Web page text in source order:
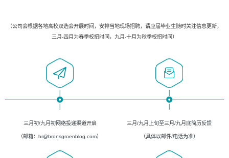
（公司会根据各地高校双选会开展时间，安排当地现场招聘，请应届毕业生随时关注信息更新，
三月-四月为春季校招时间，九月-十月为秋季校招时间）
三月初/九月初网络投递渠道开启
（邮箱：hr@bronsgroenblog.com）
三月/九月上旬至三月/九月底简历反馈
（具体以邮件/电话为准）